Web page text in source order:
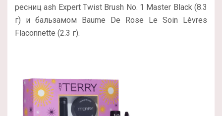
ресниц ash Expert Twist Brush No. 1 Master Black (8.3
г) и бальзамом Baume De Rose Le Soin Lèvres
Flaconnette (2.3 г).